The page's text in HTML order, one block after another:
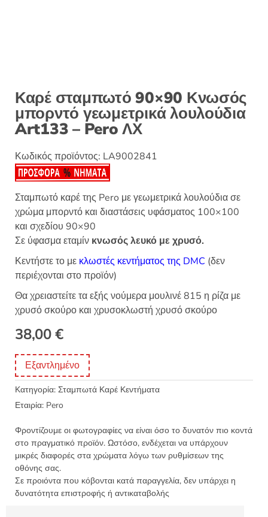
Καρέ σταμπωτό 90×90 Κνωσός
μπορντό γεωμετρικά λουλούδια
Art133 – Pero ΛΧ
Κωδικός προϊόντος: LA9002841
Σταμπωτό καρέ της Pero με γεωμετρικά λουλούδια σε
χρώμα μπορντό και διαστάσεις υφάσματος 100×100
και σχεδίου 90×90
Σε ύφασμα εταμίν κνωσός λευκό με χρυσό.
Κεντήστε το με κλωστές κεντήματος της DMC (δεν
περιέχονται στο προϊόν)
Θα χρειαστείτε τα εξής νούμερα μουλινέ 815 η ρίζα με
χρυσό σκούρο και χρυσοκλωστή χρυσό σκούρο
38,00€
Εξαντλημένο
Κατηγορία: Σταμπωτά Καρέ Κεντήματα
Εταιρία: Pero
Φροντίζουμε οι φωτογραφίες να είναι όσο το δυνατόν πιο κοντά
στο πραγματικό προϊόν. Ωστόσο, ενδέχεται να υπάρχουν
μικρές διαφορές στα χρώματα λόγω των ρυθμίσεων της
οθόνης σας.
Σε προιόντα που κόβονται κατά παραγγελία, δεν υπάρχει η
δυνατότητα επιστροφής ή αντικαταβολής